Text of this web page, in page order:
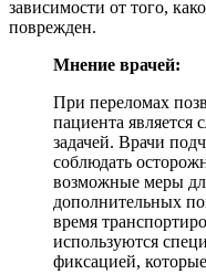
зависимости от того,
поврежден.
Мнение врачей:
При переломах
пациента является
задачей. Врачи
соблюдать
возможные меры
дополнительных
время
используются
фиксацией,